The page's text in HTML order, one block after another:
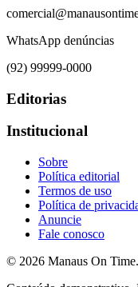
WhatsApp denúncias
(92) 99999-0000
Editorias
Institucional
Sobre
Política editorial
Termos de uso
Política de
Anuncie
Fale conosco
© 2026 Manaus On